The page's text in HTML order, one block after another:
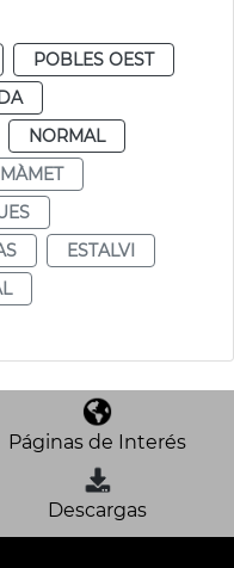
POBLES OEST
NORMAL
ESTALVI
Páginas de Interés
Descargas